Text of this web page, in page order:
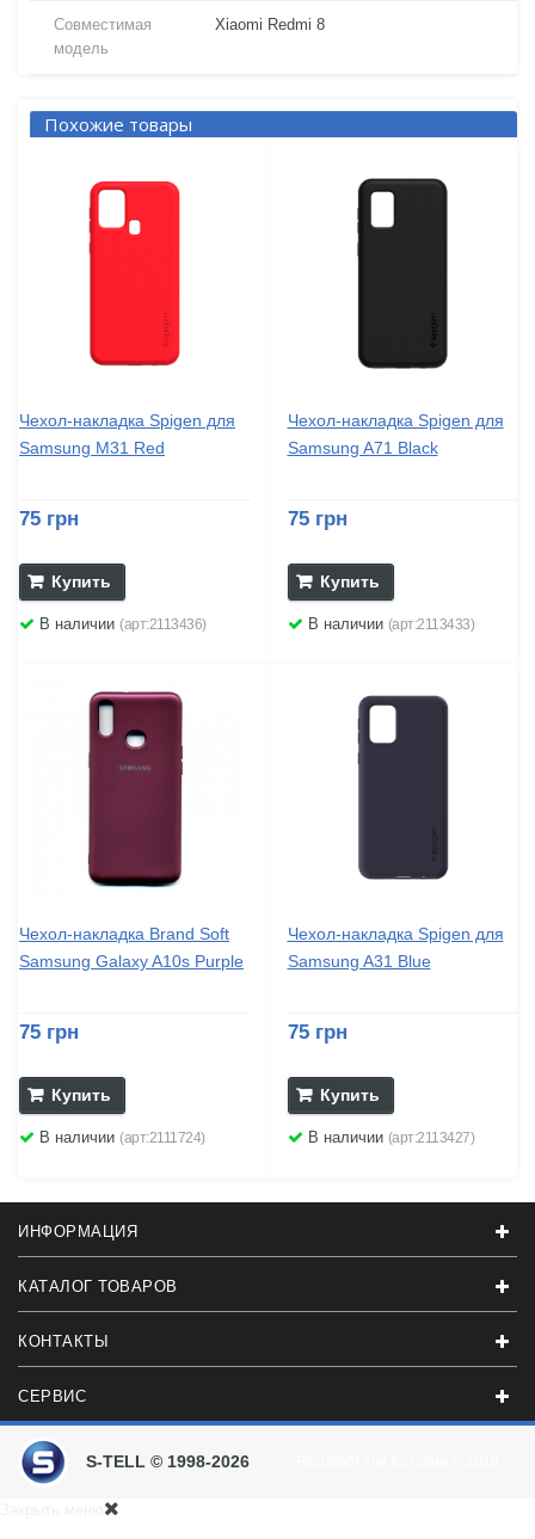
Совместимая
модель
Xiaomi Redmi 8
Похожие товары
Чехол-накладка Spigen для
Samsung M31 Red
75 грн
Купить
В наличии (арт:2113436)
Чехол-накладка Spigen для
Samsung A71 Black
75 грн
Купить
В наличии (арт:2113433)
Чехол-накладка Brand Soft
Samsung Galaxy A10s Purple
75 грн
Купить
В наличии (арт:2111724)
Чехол-накладка Spigen для
Samsung A31 Blue
75 грн
Купить
В наличии (арт:2113427)
ИНФОРМАЦИЯ
КАТАЛОГ ТОВАРОВ
КОНТАКТЫ
СЕРВИС
S-TELL © 1998-2026